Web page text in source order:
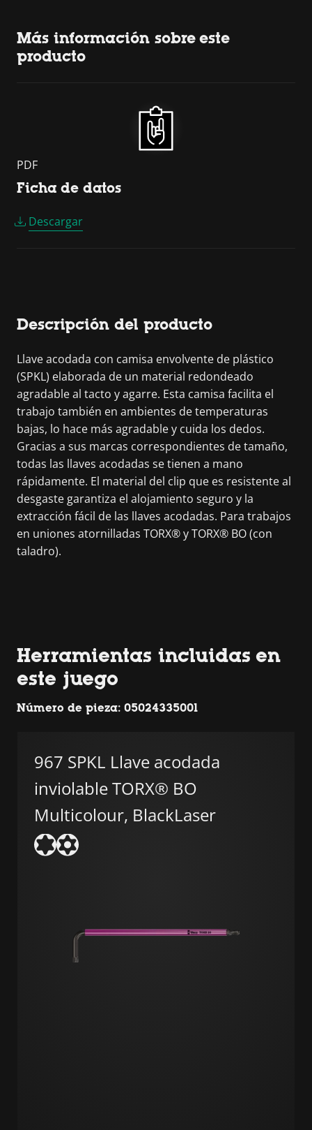
Más información sobre este
producto
PDF
Ficha de datos
Descargar
Descripción del producto
Llave acodada con camisa envolvente de plástico
(SPKL) elaborada de un material redondeado
agradable al tacto y agarre. Esta camisa facilita el
trabajo también en ambientes de temperaturas
bajas, lo hace más agradable y cuida los dedos.
Gracias a sus marcas correspondientes de tamaño,
todas las llaves acodadas se tienen a mano
rápidamente. El material del clip que es resistente al
desgaste garantiza el alojamiento seguro y la
extracción fácil de las llaves acodadas. Para trabajos
en uniones atornilladas TORX® y TORX® BO (con
taladro).
Herramientas incluidas en
este juego
Número de pieza: 05024335001
967 SPKL Llave acodada
inviolable TORX® BO
Multicolour, BlackLaser